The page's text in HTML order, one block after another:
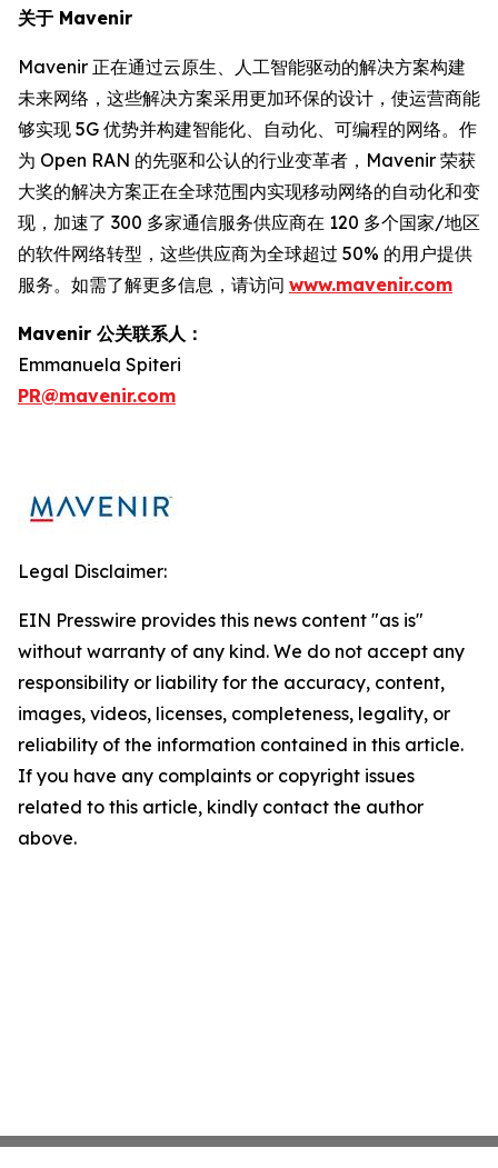
关于 Mavenir
Mavenir 正在通过云原生、人工智能驱动的解决方案构建
未来网络，这些解决方案采用更加环保的设计，使运营商能
够实现 5G 优势并构建智能化、自动化、可编程的网络。作
为 Open RAN 的先驱和公认的行业变革者，Mavenir 荣获
大奖的解决方案正在全球范围内实现移动网络的自动化和变
现，加速了 300 多家通信服务供应商在 120 多个国家/地区
的软件网络转型，这些供应商为全球超过 50% 的用户提供
服务。如需了解更多信息，请访问 www.mavenir.com
Mavenir 公关联系人：
Emmanuela Spiteri
PR@mavenir.com
Legal Disclaimer:
EIN Presswire provides this news content "as is"
without warranty of any kind. We do not accept any
responsibility or liability for the accuracy, content,
images, videos, licenses, completeness, legality, or
reliability of the information contained in this article.
If you have any complaints or copyright issues
related to this article, kindly contact the author
above.